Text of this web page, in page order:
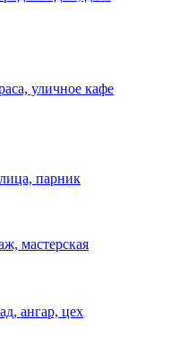
уличное кафе
парник
мастерская
ангар, цех